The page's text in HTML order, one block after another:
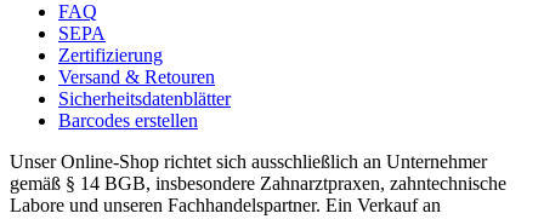
FAQ
SEPA
Zertifizierung
Versand & Retouren
Sicherheitsdatenblätter
Barcodes erstellen
Unser Online-Shop richtet sich ausschließlich an Unternehmer
gemäß § 14 BGB, insbesondere Zahnarztpraxen, zahntechnische
Labore und unseren Fachhandelspartner. Ein Verkauf an